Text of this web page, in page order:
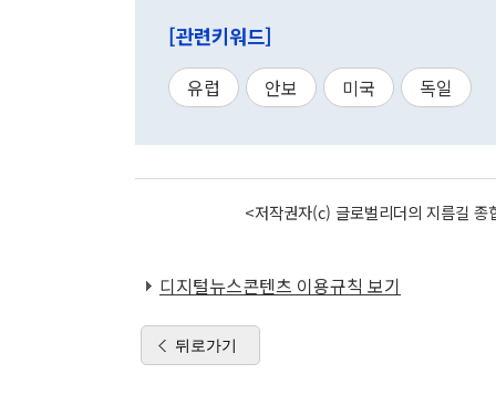
[관련키워드]
유럽 안보 미국 독일
<저작권자(c) 글로벌리더의 지름길
디지털뉴스콘텐츠 이용규칙 보기
뒤로가기